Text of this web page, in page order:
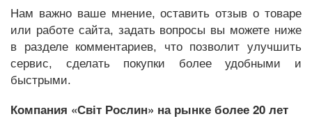
Нам важно ваше мнение, оставить отзыв о товаре
или работе сайта, задать вопросы вы можете ниже
в разделе комментариев, что позволит улучшить
сервис, сделать покупки более удобными и
быстрыми.
Компания «Світ Рослин» на рынке более 20 лет